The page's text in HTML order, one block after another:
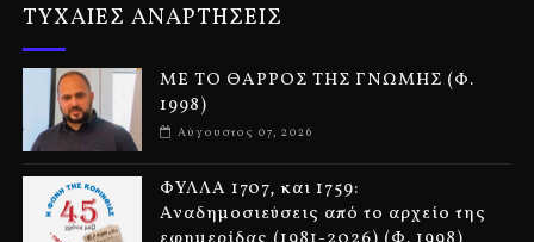
ΤΥΧΑΙΕΣ ΑΝΑΡΤΗΣΕΙΣ
ΜΕ ΤΟ ΘΑΡΡΟΣ ΤΗΣ ΓΝΩΜΗΣ (Φ.
1998)
Αύγουστος 07, 2026
ΦΥΛΛΑ 1707, και 1759:
Αναδημοσιεύσεις από το αρχείο της